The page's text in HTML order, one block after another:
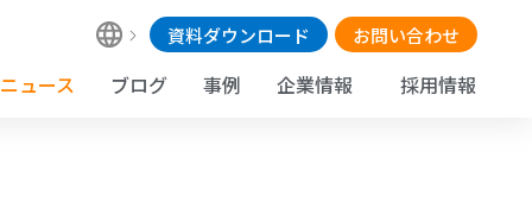
資料ダウンロード お問い合わせ
ニュース ブログ 事例 企業情報 採用情報